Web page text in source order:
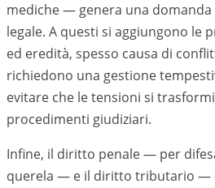
mediche — genera una domanda
legale. A questi si aggiungono le
ed eredità, spesso causa di
richiedono una gestione
evitare che le tensioni si
procedimenti giudiziari.
Infine, il diritto penale — per
querela — e il diritto tributario —